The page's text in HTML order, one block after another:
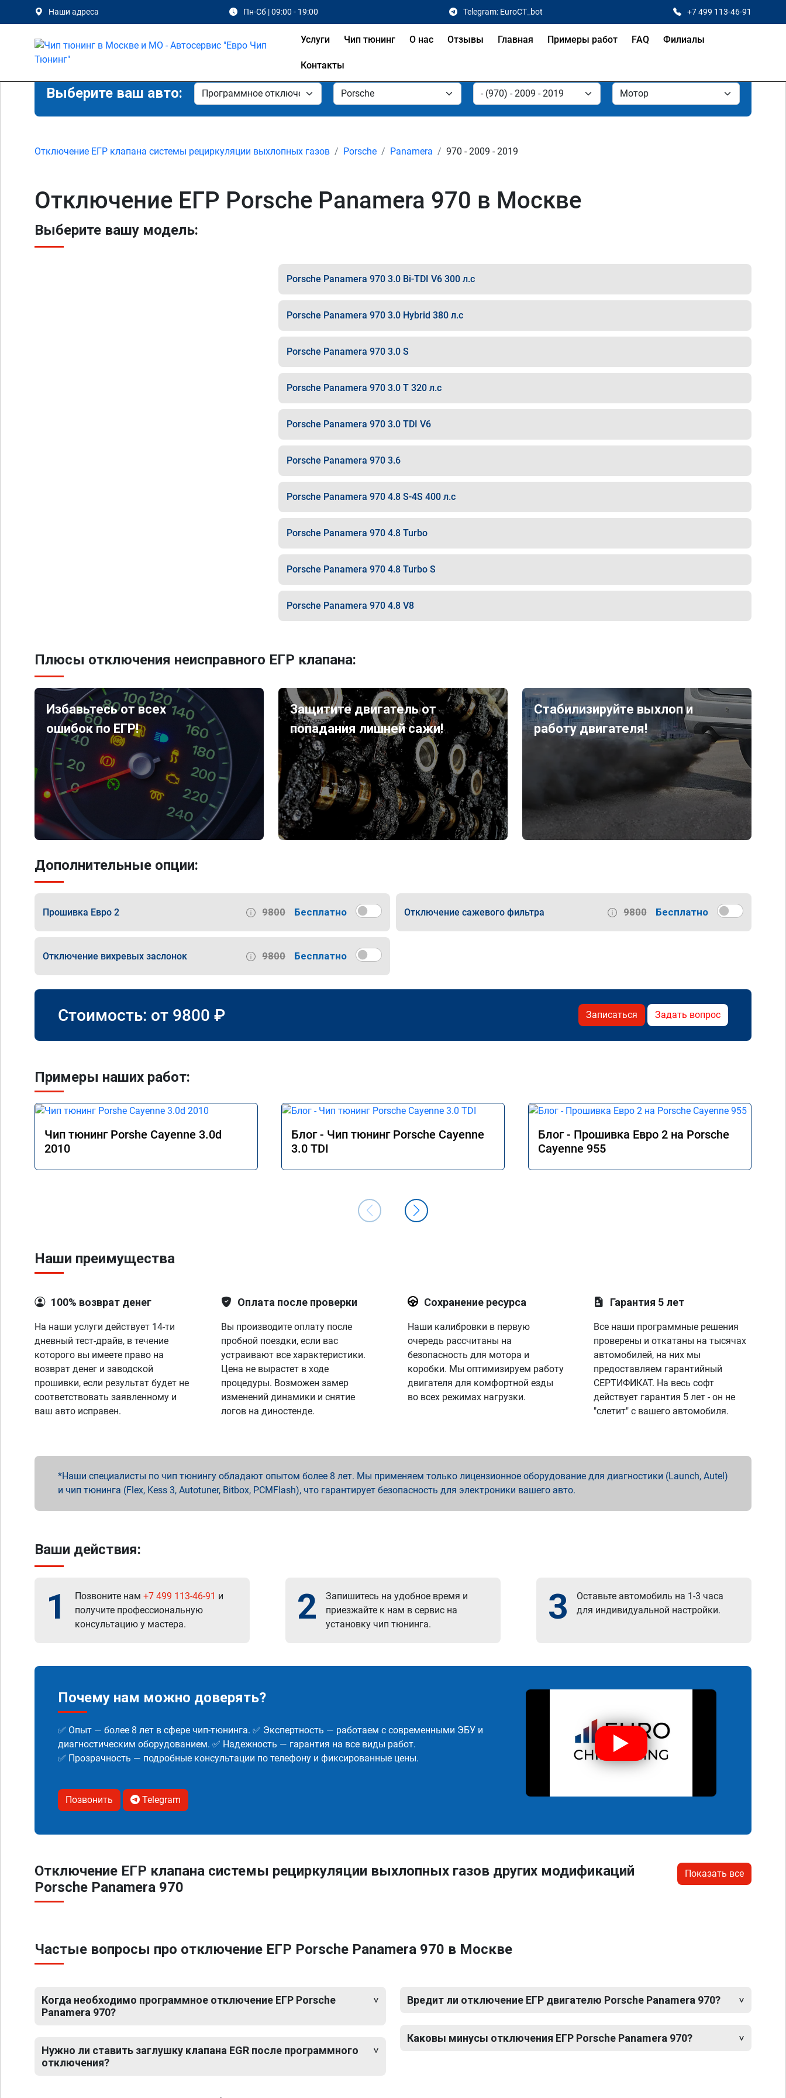
Наши адреса Пн-Сб | 09:00 - 19:00 Telegram: EuroCT_bot +7 499 113-46-91
Услуги Чип тюнинг О нас Отзывы Главная Примеры работ FAQ Филиалы
Контакты
Выберите ваш авто:
Отключение ЕГР клапана системы рециркуляции выхлопных газов Porsche Panamera 970 - 2009 - 2019
Отключение ЕГР Porsche Panamera 970 в Москве
Выберите вашу модель:
Porsche Panamera 970 3.0 Bi-TDI V6 300 л.с
Porsche Panamera 970 3.0 Hybrid 380 л.с
Porsche Panamera 970 3.0 S
Porsche Panamera 970 3.0 T 320 л.с
Porsche Panamera 970 3.0 TDI V6
Porsche Panamera 970 3.6
Porsche Panamera 970 4.8 S-4S 400 л.с
Porsche Panamera 970 4.8 Turbo
Porsche Panamera 970 4.8 Turbo S
Porsche Panamera 970 4.8 V8
Плюсы отключения неисправного ЕГР клапана:
Избавьтесь от всех
ошибок по ЕГР!
Защитите двигатель от
попадания лишней сажи!
Стабилизируйте выхлоп и
работу двигателя!
Дополнительные опции:
Прошивка Евро 2 9800 Бесплатно Отключение сажевого фильтра 9800 Бесплатно
Отключение вихревых заслонок 9800 Бесплатно
Стоимость: от 9800 ₽ Записаться Задать вопрос
Примеры наших работ:
Чип тюнинг Porshe Cayenne 3.0d
2010
Блог - Чип тюнинг Porsche Cayenne
3.0 TDI
Блог - Прошивка Евро 2 на Porsche
Cayenne 955
Наши преимущества
100% возврат денег
На наши услуги действует 14-ти
дневный тест-драйв, в течение
которого вы имеете право на
возврат денег и заводской
прошивки, если результат будет не
соответствовать заявленному и
ваш авто исправен.
Оплата после проверки
Вы производите оплату после
пробной поездки, если вас
устраивают все характеристики.
Цена не вырастет в ходе
процедуры. Возможен замер
изменений динамики и снятие
логов на диностенде.
Сохранение ресурса
Наши калибровки в первую
очередь рассчитаны на
безопасность для мотора и
коробки. Мы оптимизируем работу
двигателя для комфортной езды
во всех режимах нагрузки.
Гарантия 5 лет
Все наши программные решения
проверены и откатаны на тысячах
автомобилей, на них мы
предоставляем гарантийный
СЕРТИФИКАТ. На весь софт
действует гарантия 5 лет - он не
"слетит" с вашего автомобиля.
Наши специалисты по чип тюнингу обладают опытом более 8 лет. Мы применяем только лицензионное оборудование для диагностики (Launch, Autel)
и чип тюнинга (Flex, Kess 3, Autotuner, Bitbox, PCMFlash), что гарантирует безопасность для электроники вашего авто.
Ваши действия:
1 Позвоните нам +7 499 113-46-91 и
получите профессиональную
консультацию у мастера.
2
Запишитесь на удобное время и
приезжайте к нам в сервис на
установку чип тюнинга.
3
Оставьте автомобиль на 1-3 часа
для индивидуальной настройки.
Почему нам можно доверять?
✅ Опыт — более 8 лет в сфере чип-тюнинга. ✅ Экспертность — работаем с современными ЭБУ и
диагностическим оборудованием. ✅ Надежность — гарантия на все виды работ.
✅ Прозрачность — подробные консультации по телефону и фиксированные цены.
Позвонить Telegram
Отключение ЕГР клапана системы рециркуляции выхлопных газов других модификаций
Porsche Panamera 970
Показать все
Частые вопросы про отключение ЕГР Porsche Panamera 970 в Москве
Когда необходимо программное отключение ЕГР Porsche
Panamera 970?
Нужно ли ставить заглушку клапана EGR после программного
отключения?
Вредит ли отключение ЕГР двигателю Porsche Panamera 970?
Каковы минусы отключения ЕГР Porsche Panamera 970?